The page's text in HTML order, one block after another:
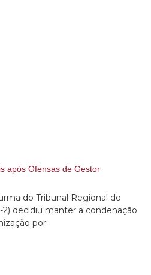
após Ofensas de Gestor
do Tribunal Regional do
2) decidiu manter a condenação
por